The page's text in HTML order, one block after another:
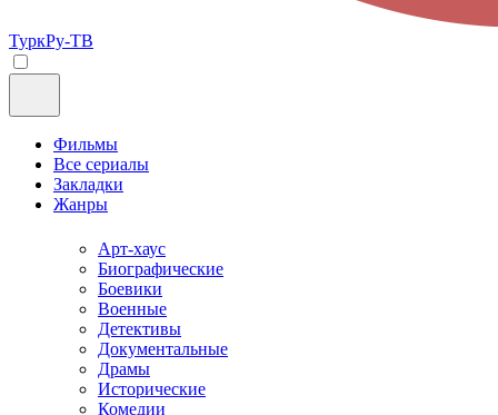
ТуркРу-ТВ
Фильмы
Все сериалы
Закладки
Жанры
Арт-хаус
Биографические
Боевики
Военные
Детективы
Документальные
Драмы
Исторические
Комедии